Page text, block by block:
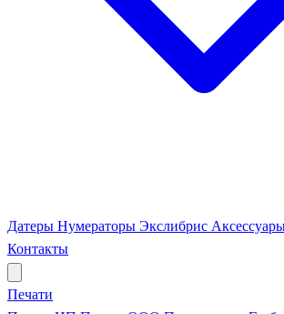
Датеры Нумераторы Экслибрис
Контакты
Печати